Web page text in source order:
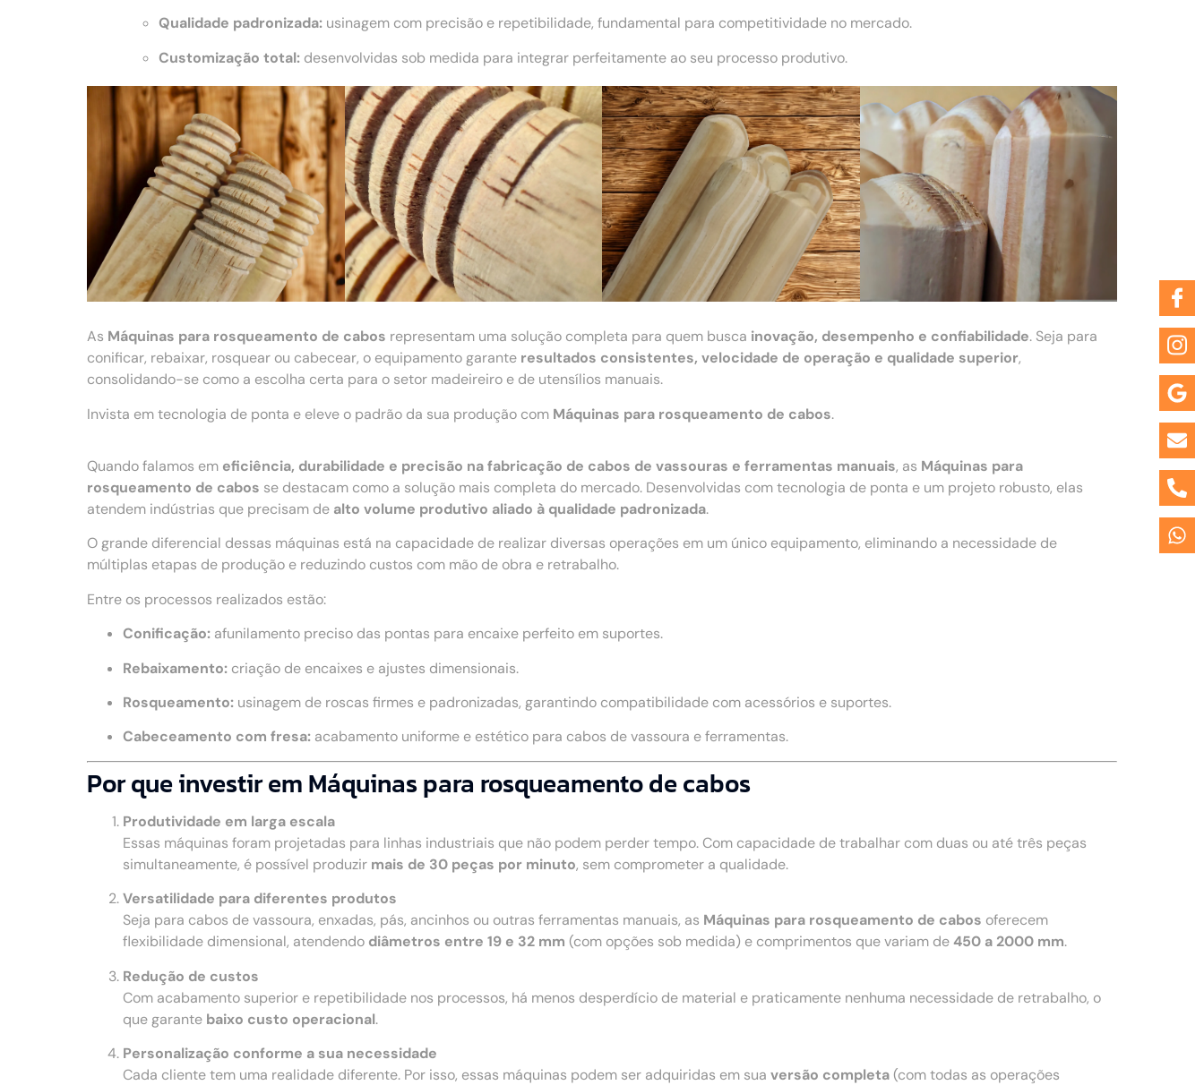
Qualidade padronizada: usinagem com precisão e repetibilidade, fundamental para competitividade no mercado.
Customização total: desenvolvidas sob medida para integrar perfeitamente ao seu processo produtivo.
As Máquinas para rosqueamento de cabos representam uma solução completa para quem busca inovação, desempenho e confiabilidade. Seja para
conificar, rebaixar, rosquear ou cabecear, o equipamento garante resultados consistentes, velocidade de operação e qualidade superior,
consolidando-se como a escolha certa para o setor madeireiro e de utensílios manuais.
Invista em tecnologia de ponta e eleve o padrão da sua produção com Máquinas para rosqueamento de cabos.
Quando falamos em eficiência, durabilidade e precisão na fabricação de cabos de vassouras e ferramentas manuais, as Máquinas para
rosqueamento de cabos se destacam como a solução mais completa do mercado. Desenvolvidas com tecnologia de ponta e um projeto robusto, elas
atendem indústrias que precisam de alto volume produtivo aliado à qualidade padronizada.
O grande diferencial dessas máquinas está na capacidade de realizar diversas operações em um único equipamento, eliminando a necessidade de
múltiplas etapas de produção e reduzindo custos com mão de obra e retrabalho.
Entre os processos realizados estão:
Conificação: afunilamento preciso das pontas para encaixe perfeito em suportes.
Rebaixamento: criação de encaixes e ajustes dimensionais.
Rosqueamento: usinagem de roscas firmes e padronizadas, garantindo compatibilidade com acessórios e suportes.
Cabeceamento com fresa: acabamento uniforme e estético para cabos de vassoura e ferramentas.
Por que investir em Máquinas para rosqueamento de cabos
Produtividade em larga escala
Essas máquinas foram projetadas para linhas industriais que não podem perder tempo. Com capacidade de trabalhar com duas ou até três peças
simultaneamente, é possível produzir mais de 30 peças por minuto, sem comprometer a qualidade.
Versatilidade para diferentes produtos
Seja para cabos de vassoura, enxadas, pás, ancinhos ou outras ferramentas manuais, as Máquinas para rosqueamento de cabos oferecem
flexibilidade dimensional, atendendo diâmetros entre 19 e 32 mm (com opções sob medida) e comprimentos que variam de450 a 2000 mm.
Redução de custos
Com acabamento superior e repetibilidade nos processos, há menos desperdício de material e praticamente nenhuma necessidade de retrabalho, o
que garante baixo custo operacional.
Personalização conforme a sua necessidade
Cada cliente tem uma realidade diferente. Por isso, essas máquinas podem ser adquiridas em sua versão completa (com todas as operações